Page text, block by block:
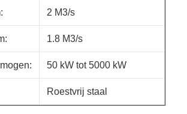
2 M3/s
1.8 M3/s
50 kW tot 5000 kW
Roestvrij staal